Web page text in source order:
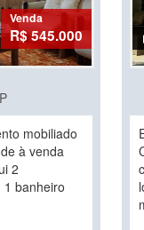
Venda
R$ 545.000
mobiliado
à venda
2
banheiro